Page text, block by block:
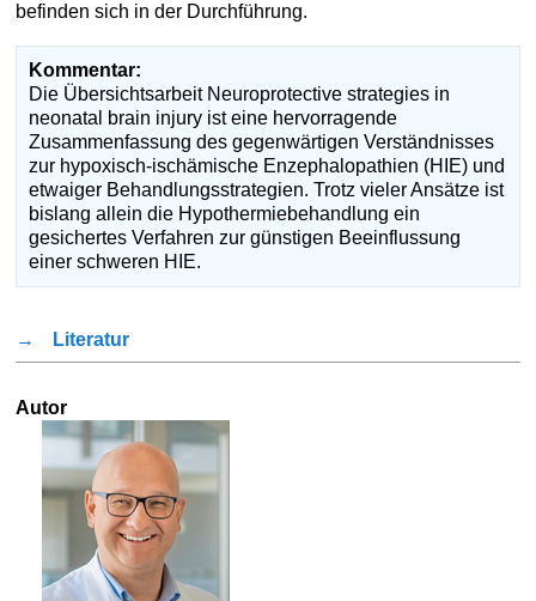
befinden sich in der Durchführung.
Kommentar:
Die Übersichtsarbeit Neuroprotective strategies in
neonatal brain injury ist eine hervorragende
Zusammenfassung des gegenwärtigen Verständnisses
zur hypoxisch-ischämische Enzephalopathien (HIE) und
etwaiger Behandlungsstrategien. Trotz vieler Ansätze ist
bislang allein die Hypothermiebehandlung ein
gesichertes Verfahren zur günstigen Beeinflussung
einer schweren HIE.
→ Literatur
Autor